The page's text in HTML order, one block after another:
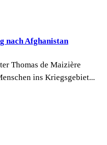
nach Afghanistan
Thomas de Maizière
ins Kriegsgebiet...